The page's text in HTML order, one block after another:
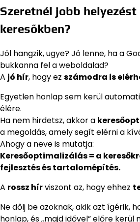
Szeretnél jobb helyezést
keresőkben?
Jól hangzik, ugye? Jó lenne, ha a
bukkanna fel a weboldalad?
A jó hír, hogy ez számodra is
Egyetlen honlap sem kerül
élére.
Ha nem hirdetsz, akkor a
a megoldás, amely segít elérni a
Ahogy a neve is mutatja:
Keresőoptimalizálás = a
fejlesztés és tartalomépítés.
A rossz hírviszont az, hogy ehhez
Ne dőlj be azoknak, akik azt ígérik,
honlap, és „majd idővel” előre